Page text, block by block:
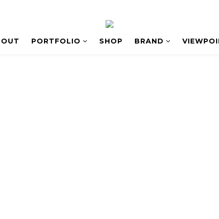
PORTFOLIO SHOP BRAND